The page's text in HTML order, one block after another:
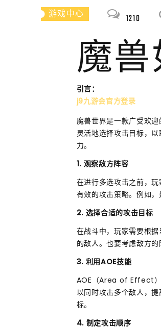
游戏中心 1210
魔
引言：
j9九游会官方登录
魔兽世界是一款广受欢
灵活地选择攻击目标，
力。
1. 观察敌方阵容
在进行多选攻击之前，
有效的攻击策略。例如
2. 选择合适的攻击目标
在战斗中，玩家需要根
的敌人。也要考虑敌方
3. 利用AOE技能
AOE（Area of Effect）
以同时攻击多个敌人，
标。
4. 制定攻击顺序